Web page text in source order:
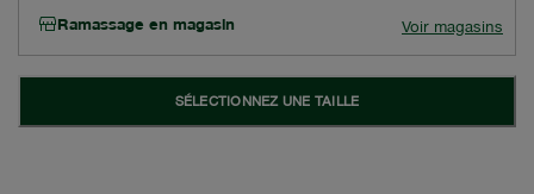
Ramassage en magasin Voir magasins
SÉLECTIONNEZ UNE TAILLE